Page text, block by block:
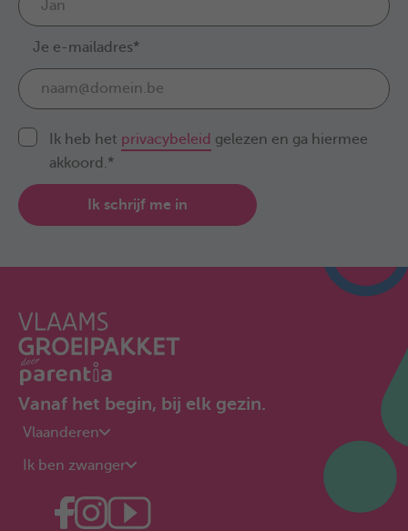
Je e-mailadres*
Ik heb het privacybeleid gelezen en ga hiermee
akkoord.*
Ik schrijf me in
Vanaf het begin, bij elk gezin.
Vlaanderen
Ik ben zwanger